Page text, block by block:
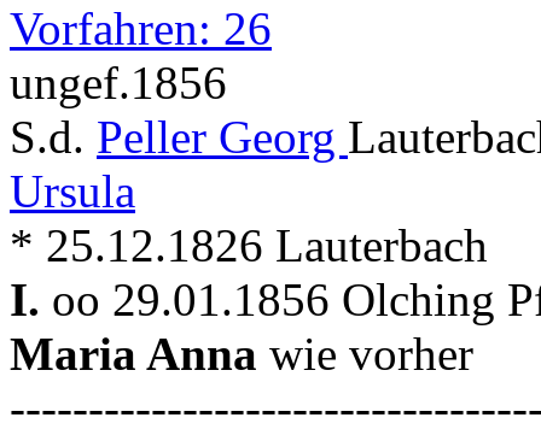
Vorfahren: 26
ungef.1856
S.d. Peller Georg
Ursula
* 25.12.1826 Lauterbach
I. oo 29.01.1856 Olching
Maria Anna wie vorher